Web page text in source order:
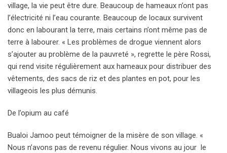
village, la vie peut être dure. Beaucoup de hameaux n’ont pas
l’électricité ni l’eau courante. Beaucoup de locaux survivent
donc en labourant la terre, mais certains n’ont même pas de
terre à labourer. « Les problèmes de drogue viennent alors
s’ajouter au problème de la pauvreté », regrette le père Rossi,
qui rend visite régulièrement aux hameaux pour distribuer des
vêtements, des sacs de riz et des plantes en pot, pour les
villageois les plus démunis.
De l’opium au café
Bualoi Jamoo peut témoigner de la misère de son village. «
Nous n’avons pas de revenu régulier. Nous vivons au jour le